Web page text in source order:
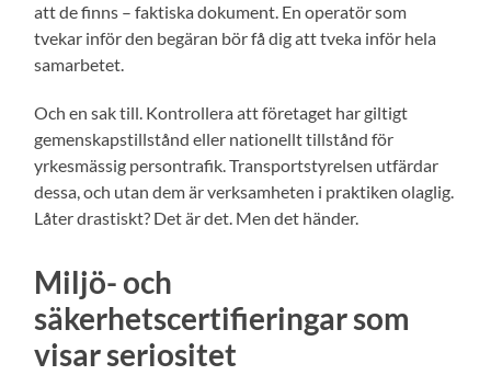
att de finns – faktiska dokument. En operatör som
tvekar inför den begäran bör få dig att tveka inför hela
samarbetet.
Och en sak till. Kontrollera att företaget har giltigt
gemenskapstillstånd eller nationellt tillstånd för
yrkesmässig persontrafik. Transportstyrelsen utfärdar
dessa, och utan dem är verksamheten i praktiken olaglig.
Låter drastiskt? Det är det. Men det händer.
Miljö- och
säkerhetscertifieringar som
visar seriositet